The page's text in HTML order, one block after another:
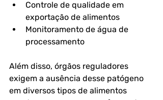
Controle de qualidade em
exportação de alimentos
Monitoramento de água de
processamento
Além disso, órgãos reguladores
exigem a ausência desse patógeno
em diversos tipos de alimentos